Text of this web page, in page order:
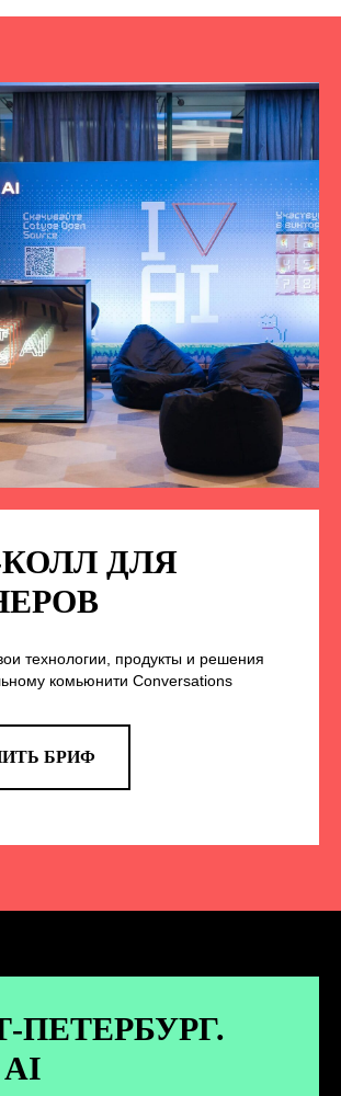
ДЛЯ
технологии, продукты и решения
комьюнити Conversations
БРИФ
ПЕТЕРБУРГ.
и другие